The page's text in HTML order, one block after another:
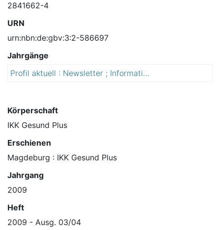
2841662-4
URN
urn:nbn:de:gbv:3:2-586697
Jahrgänge
Profil aktuell : Newsletter ; Informationen für Arbeitgeber und Lohnsteuerbüros
Körperschaft
IKK Gesund Plus
Erschienen
Magdeburg : IKK Gesund Plus
Jahrgang
2009
Heft
2009 - Ausg. 03/04